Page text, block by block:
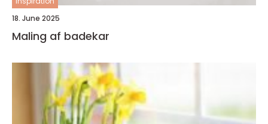
18. June 2025
Maling af badekar